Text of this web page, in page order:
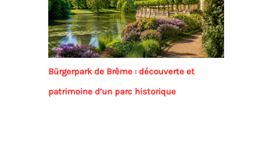
Bürgerpark de Brême : découverte et
patrimoine d’un parc historique